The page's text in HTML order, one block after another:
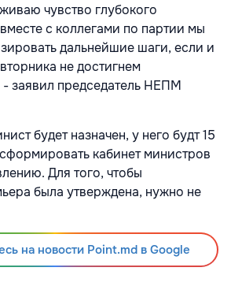
чувство глубокого
с коллегами по партии мы
дальнейшие шаги, если и
не достигнем
- заявил председатель НЕПМ
будет назначен, у него будт 15
кабинет министров
Для того, чтобы
была утверждена, нужно не
на новости Point.md в Google